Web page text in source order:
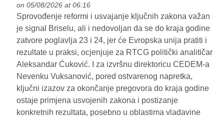
on 05/08/2026 at 06:16
Sprovođenje reformi i usvajanje ključnih zakona važan
je signal Briselu, ali i nedovoljan da se do kraja godine
zatvore poglavlja 23 i 24, jer će Evropska unija pratiti i
rezultate u praksi, ocjenjuje za RTCG politički analitičar
Aleksandar Ćuković. I za izvršnu direktoricu CEDEM-a
Nevenku Vuksanović, pored ostvarenog napretka,
ključni izazov za okončanje pregovora do kraja godine
ostaje primjena usvojenih zakona i postizanje
konkretnih rezultata, posebno u oblastima vladavine